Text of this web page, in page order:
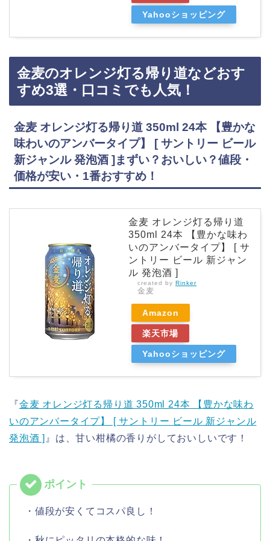
Yahooショッピング
金麦のオレンジ灯る帰り道などおす
すめ3選・口コミでも人気！
金麦 オレンジ灯る帰り道 350ml 24本 【豊かな
味わいのアンバータイプ】 [ サントリー ビール
新ジャンル 発泡酒 ]まずい？おいしい？値段・
価格が安い・1番おすすめ！
金麦 オレンジ灯る帰り道
350ml 24本 【豊かな味わ
いのアンバータイプ】 [ サ
ントリー ビール 新ジャン
ル 発泡酒 ]
created by Rinker
金麦
Amazon
楽天市場
Yahooショッピング
『金麦 オレンジ灯る帰り道 350ml 24本 【豊かな味わ
いのアンバータイプ】 [ サントリー ビール 新ジャンル
発泡酒 ] 』は、甘い柑橘の香りがしておいしいです！
・値段が安くてコスパ良し！